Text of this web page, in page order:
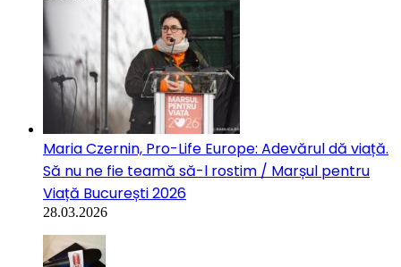
Maria Czernin, Pro-Life Europe: Adevărul dă viață.
Să nu ne fie teamă să-l rostim / Marșul pentru
Viață București 2026
28.03.2026